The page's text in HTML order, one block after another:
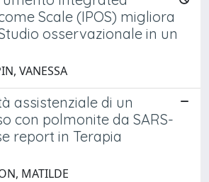
Scale (IPOS) migliora
osservazionale in un
VANESSA
assistenziale di un
con polmonite da SARS-
report in Terapia
MATILDE